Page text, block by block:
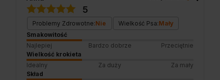
możemy zapewnić odpowiednią obsługę tak
świetnym klientom. Dziękujemy raz jeszcze!
5
Problemy Zdrowotne:Nie Wielkość Psa:Mały
Smakowitość
Najlepiej
Bardzo dobrze
Przeciętnie
Wielkość krokieta
Idealny
Za duży
Za mały
Skład